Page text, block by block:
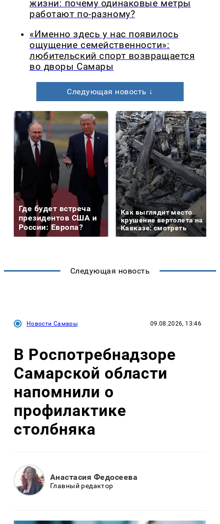
жизни: почему одинаковые метры
работают по-разному?
«Именно здесь у нас появилось
ощущение семейственности»:
любительский спорт возвращается
во дворы Самары
Следующая новость ↓
Где будет встреча
президентов США и
России: Европа?
Как выглядит место
крушение вертолета на
Кавказе: смотреть
Следующая новость
Новости Самары 09.08.2026, 13:46
В Роспотребнадзоре
Самарской области
напомнили о
профилактике
столбняка
Анастасия Федосеева
Главный редактор